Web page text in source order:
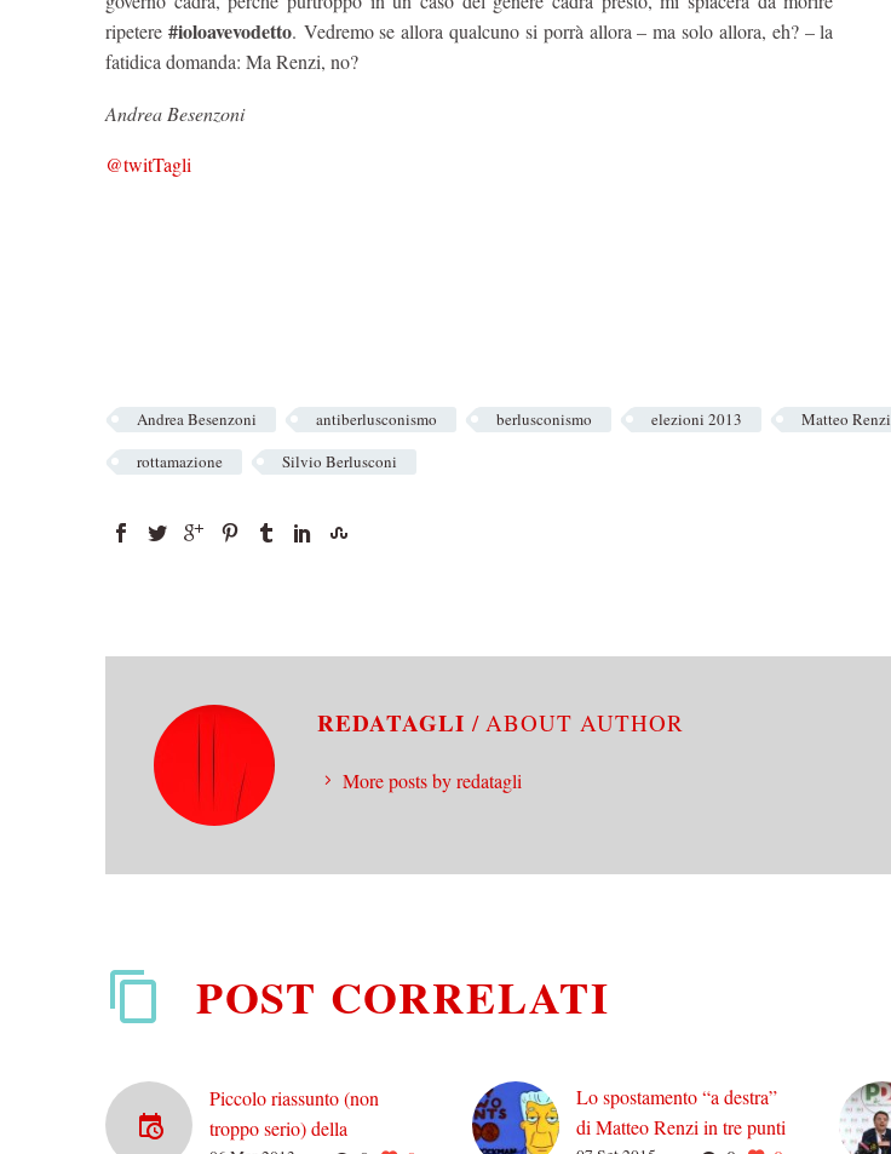
ripetere #ioloavevodetto. Vedremo se allora qualcuno si porrà allora – ma solo allora, eh? – la
fatidica domanda: Ma Renzi, no?
Andrea Besenzoni
@twitTagli
Andrea Besenzoni antiberlusconismo berlusconismo elezioni 2013 Matteo Renzi
rottamazione
Silvio Berlusconi
REDATAGLI / ABOUT AUTHOR
More posts by redatagli
POST CORRELATI
Piccolo riassunto (non
troppo serio) della
Lo spostamento “a destra”
di Matteo Renzi in tre punti